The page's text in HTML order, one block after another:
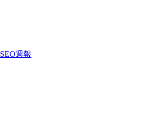
SEO週報